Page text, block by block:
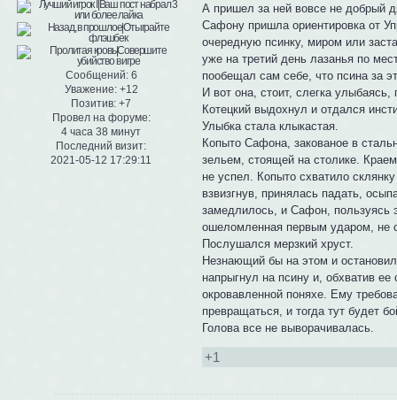
Сообщений:6
Уважение: +12
Позитив: +7
Провел на форуме:
4 часа 38 минут
Последний визит:
2021-05-12 17:29:11
А пришел за ней вовсе не добрый
Сафону пришла ориентировка от
очередную псинку, миром или
уже на третий день лазанья по
пообещал сам себе, что псина за
И вот она, стоит, слегка
Котецкий выдохнул и отдался
Улыбка стала клыкастая.
Копыто Сафона, закованое в
зельем, стоящей на столике.
не успел. Копыто схватило
взвизгнув, принялась падать,
замедлилось, и Сафон, пользуясь
ошеломленная первым ударом, не
Послушался мерзкий хруст.
Незнающий бы на этом и
напрыгнул на псину и, обхватив
окровавленной поняхе. Ему
превращаться, и тогда тут будет
Голова все не выворачивалась.
+1